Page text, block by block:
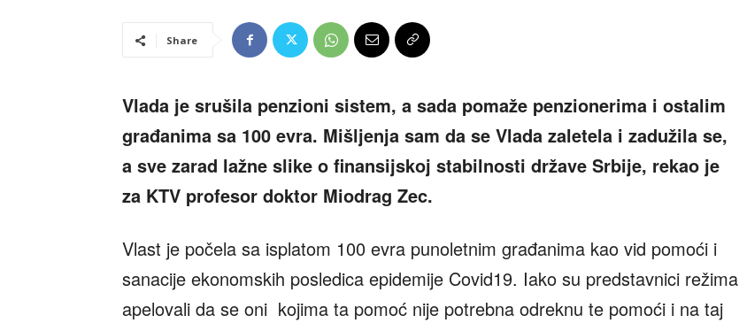
Share
Vlada je srušila penzioni sistem, a sada pomaže penzionerima i ostalim
građanima sa 100 evra. Mišljenja sam da se Vlada zaletela i zadužila se,
a sve zarad lažne slike o finansijskoj stabilnosti države Srbije, rekao je
za KTV profesor doktor Miodrag Zec.
Vlast je počela sa isplatom 100 evra punoletnim građanima kao vid pomoći i
sanacije ekonomskih posledica epidemije Covid19. Iako su predstavnici režima
apelovali da se oni kojima ta pomoć nije potrebna odreknu te pomoći i na taj